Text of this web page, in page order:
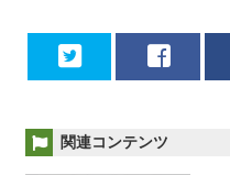
関連コンテンツ